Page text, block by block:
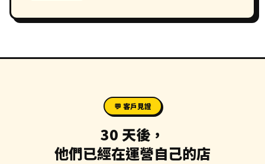
💬 客戶見證
30 天後，
他們已經在運營自己的店